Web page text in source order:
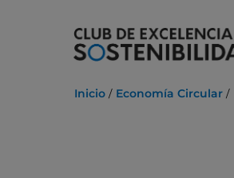
Inicio Economía Circular